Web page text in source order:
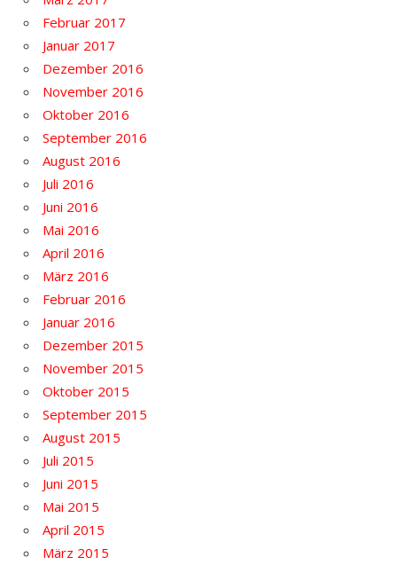
Februar 2017
Januar 2017
Dezember 2016
November 2016
Oktober 2016
September 2016
August 2016
Juli 2016
Juni 2016
Mai 2016
April 2016
März 2016
Februar 2016
Januar 2016
Dezember 2015
November 2015
Oktober 2015
September 2015
August 2015
Juli 2015
Juni 2015
Mai 2015
April 2015
März 2015